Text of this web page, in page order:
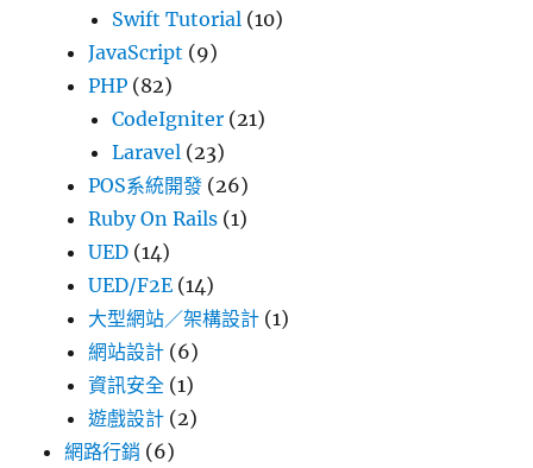
Swift Tutorial (10)
JavaScript (9)
PHP (82)
CodeIgniter (21)
Laravel (23)
POS系統開發 (26)
Ruby On Rails (1)
UED (14)
UED/F2E (14)
大型網站／架構設計 (1)
網站設計 (6)
資訊安全 (1)
遊戲設計 (2)
網路行銷 (6)